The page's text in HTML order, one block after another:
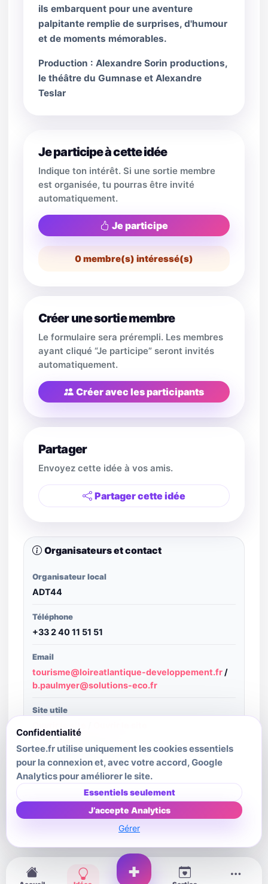
ils embarquent pour une aventure
palpitante remplie de surprises, d'humour
et de moments mémorables.
Production : Alexandre Sorin productions,
le théâtre du Gumnase et Alexandre
Teslar
Je participe à cette idée
Indique ton intérêt. Si une sortie membre
est organisée, tu pourras être invité
automatiquement.
Je participe
0membre(s) intéressé(s)
Créer une sortie membre
Le formulaire sera prérempli. Les membres
ayant cliqué “Je participe” seront invités
automatiquement.
Créer avec les participants
Partager
Envoyez cette idée à vos amis.
Partager cette idée
Organisateurs et contact
Organisateur local
ADT44
Téléphone
+33 2 40 11 51 51
Email
tourisme@loireatlantique-developpement.fr /
b.paulmyer@solutions-eco.fr
Site utile
Structure publiante
eSPRIT Pays de la Loire
Dernière mise à jour source
2026-08-01T00:32:42.195Z
+
Confidentialité
Sortee.fr utilise uniquement les cookies essentiels
pour la connexion et, avec votre accord, Google
Analytics pour améliorer le site.
Essentiels seulement
J’accepte Analytics
Gérer